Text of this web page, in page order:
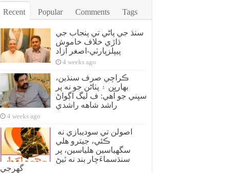
Recent Popular Comments Tags
سنڌ جي پاڻي تي پنجاب جي
ڌاڙي خلاف خاموش
پيپلزپارٽي-اصغر آزاد
4 weeks ago
ڪراچي صرف سنڌين،
بهارين ۽ پٺاڻن جو نه پر
سڀني جو آهي: ف ليگ اڳواڻ
راشد شاهه راشدي
4 weeks ago
ڪئي، جيترو هلي
سگهياسين هلياسين، پر
سنڌسماءَچار بند نه ٿيڻ
گهرجي